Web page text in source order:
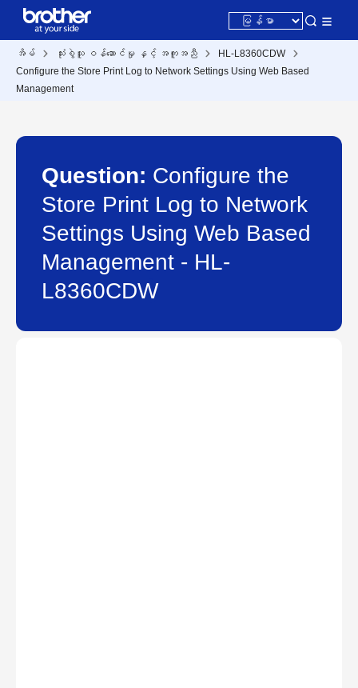
အိမ် သုံးစွဲသူ ဝန်ဆောင်မှု နှင့် အကူအညီ
HL-L8360CDW
Configure the Store Print Log to Network Settings Using Web Based
Management
Question: Configure the
Store Print Log to Network
Settings Using Web Based
Management - HL-
L8360CDW